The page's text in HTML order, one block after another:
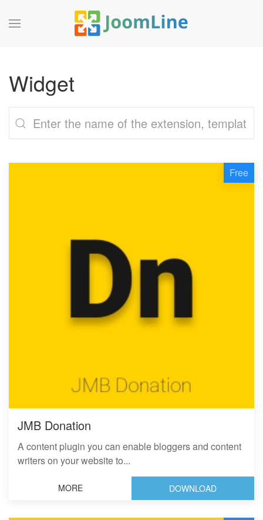
Widget
Free
JMB Donation
A content plugin you can enable bloggers and content
writers on your website to...
MORE DOWNLOAD